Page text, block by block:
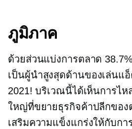
ภูมิภาค
ด้วยส่วนแบ่งการตลาด
เป็นผู้นำสูงสุดด้านของเล่นแ
2021! บริเวณนี้ได้เห็นการไห
ใหญ่ที่ขยายธุรกิจค้าปลีกของ
เสริมความแข็งแกร่งให้กับกา